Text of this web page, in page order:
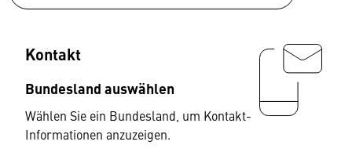
Kontakt
Bundesland auswählen
Wählen Sie ein Bundesland, um Kontakt-
Informationen anzuzeigen.